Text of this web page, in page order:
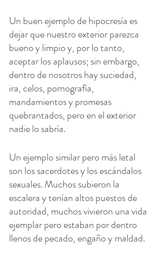
Un buen ejemplo de hipocresía es
dejar que nuestro exterior parezca
bueno y limpio y, por lo tanto,
aceptar los aplausos; sin embargo,
dentro de nosotros hay suciedad,
ira, celos, pornografía,
mandamientos y promesas
quebrantados, pero en el exterior
nadie lo sabría.
Un ejemplo similar pero más letal
son los sacerdotes y los escándalos
sexuales. Muchos subieron la
escalera y tenían altos puestos de
autoridad, muchos vivieron una vida
ejemplar pero estaban por dentro
llenos de pecado, engaño y maldad.